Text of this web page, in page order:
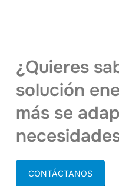
¿Quieres
solución
más se
CONTÁCTANOS